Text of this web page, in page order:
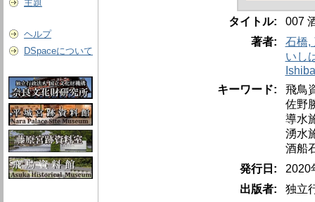
主題
ヘルプ
DSpaceについて
タイトル:
007
著者:
石橋,
いし
キーワード:
飛鳥
佐野
導水
湧水
酒船
発行日:
2020
出版者:
独立